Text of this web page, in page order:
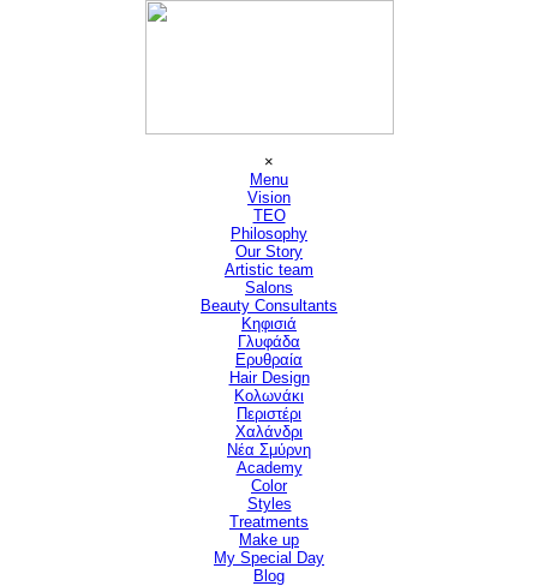
Μετάβαση στο περιεχόμενο
×
Menu
Vision
TEO
Philosophy
Our Story
Artistic team
Salons
Beauty Consultants
Κηφισιά
Γλυφάδα
Ερυθραία
Hair Design▼
Κολωνάκι
Περιστέρι
Χαλάνδρι
Νέα Σμύρνη
Academy
Color
Styles
Treatments
Make up
My Special Day
Blog